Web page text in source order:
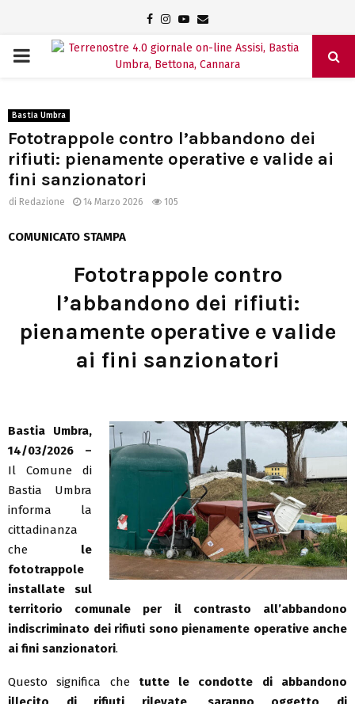
Facebook
Instagram
Youtube
Email
PRIMARY
Bastia Umbra
Fototrappole contro l’abbandono dei
rifiuti: pienamente operative e valide ai
fini sanzionatori
di Redazione 14 Marzo 2026 105
COMUNICATO STAMPA
Fototrappole contro
l’abbandono dei rifiuti:
pienamente operative e valide
ai fini sanzionatori
Bastia Umbra,
14/03/2026 –
Il Comune di
Bastia Umbra
informa la
cittadinanza
che le
fototrappole
installate sul
territorio comunale per il contrasto all’abbandono
indiscriminato dei rifiuti sono pienamente operative anche
ai fini sanzionatori.
Questo significa che tutte le condotte di abbandono